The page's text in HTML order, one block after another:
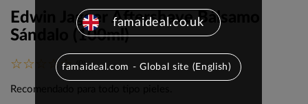
Edwin Jagger Aftershave Bálsamo
Sándalo (100ml)
(0)
Recomendado para todo tipo pieles.
famaideal.co.uk
famaideal.com - Global site (English)